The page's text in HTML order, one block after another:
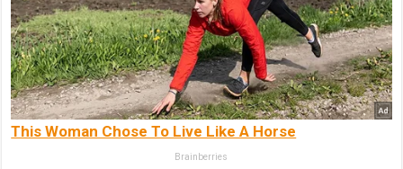
This Woman Chose To Live Like A Horse
Brainberries